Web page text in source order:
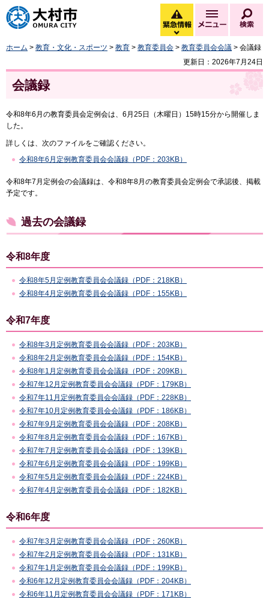
大村市
緊急情報
緊急情報を開く
メニュー
ホーム > 教育・文化・スポーツ > 教育 > 教育委員会 > 教育委員会会議 > 会議録
更新日：2026年7月24日
会議録
令和8年6月の教育委員会定例会は、6月25日（木曜日）15時15分から開催しま
した。
詳しくは、次のファイルをご確認ください。
令和8年6月定例教育委員会会議録（PDF：203KB）
令和8年7月定例会の会議録は、令和8年8月の教育委員会定例会で承認後、掲載
予定です。
過去の会議録
令和8年度
令和8年5月定例教育委員会会議録（PDF：218KB）
令和8年4月定例教育委員会会議録（PDF：155KB）
令和7年度
令和8年3月定例教育委員会会議録（PDF：203KB）
令和8年2月定例教育委員会会議録（PDF：154KB）
令和8年1月定例教育委員会会議録（PDF：209KB）
令和7年12月定例教育委員会会議録（PDF：179KB）
令和7年11月定例教育委員会会議録（PDF：228KB）
令和7年10月定例教育委員会会議録（PDF：186KB）
令和7年9月定例教育委員会会議録（PDF：208KB）
令和7年8月定例教育委員会会議録（PDF：167KB）
令和7年7月定例教育委員会会議録（PDF：139KB）
令和7年6月定例教育委員会会議録（PDF：199KB）
令和7年5月定例教育委員会会議録（PDF：224KB）
令和7年4月定例教育委員会会議録（PDF：182KB）
令和6年度
令和7年3月定例教育委員会会議録（PDF：260KB）
令和7年2月定例教育委員会会議録（PDF：131KB）
令和7年1月定例教育委員会会議録（PDF：199KB）
令和6年12月定例教育委員会会議録（PDF：204KB）
令和6年11月定例教育委員会会議録（PDF：171KB）